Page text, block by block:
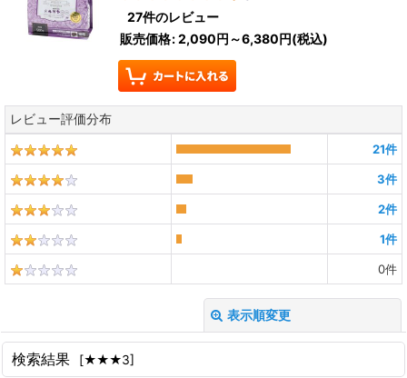
27件のレビュー
販売価格:2,090円～6,380円(税込)
レビュー評価分布
21件
3件
2件
1件
0件
表示順変更
レビュー検索:
検索結果 [★★★3]